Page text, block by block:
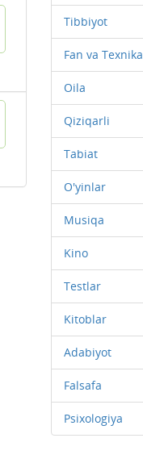
Tibbiyot
Fan va Texnika
Oila
Qiziqarli
Tabiat
O'yinlar
Musiqa
Kino
Testlar
Kitoblar
Adabiyot
Falsafa
Psixologiya